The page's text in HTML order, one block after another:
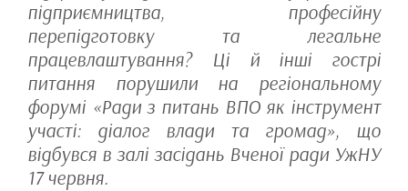
підприємництва, професійну
перепідготовку та легальне
працевлаштування? Ці й інші гострі
питання порушили на регіональному
форумі «Ради з питань ВПО як інструмент
участі: діалог влади та громад», що
відбувся в залі засідань Вченої ради УжНУ
17 червня.